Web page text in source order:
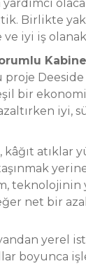
Birlikte
iyi iş
proje
kâğıt
net bir
yerel
boyunca